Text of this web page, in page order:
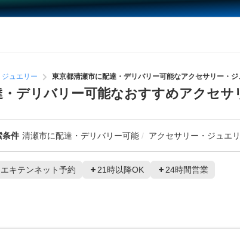
ュエリー 東京都清瀬市に配達・デリバリー可能なアクセサリー・ジ
・デリバリー可能なおすすめアクセ
条件 清瀬市に配達・デリバリー可能 アクセサリー・ジュエ
エキテンネット予約 21時以降OK 24時間営業